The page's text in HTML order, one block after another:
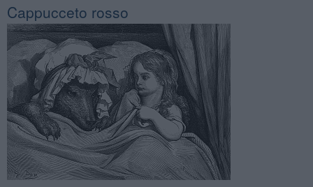
Cappucceto rosso